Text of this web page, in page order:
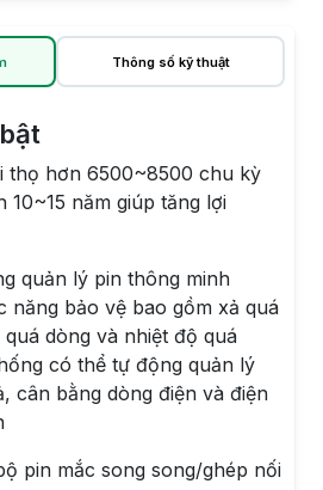
Thông số kỹ thuật
thọ hơn 6500~8500 chu kỳ
10~15 năm giúp tăng lợi
quản lý pin thông minh
năng bảo vệ bao gồm xả quá
dòng và nhiệt độ quá
có thể tự động quản lý
cân bằng dòng điện và điện
pin mắc song song/ghép nối